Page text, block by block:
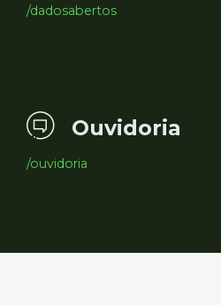
/dadosabertos
Ouvidoria
/ouvidoria